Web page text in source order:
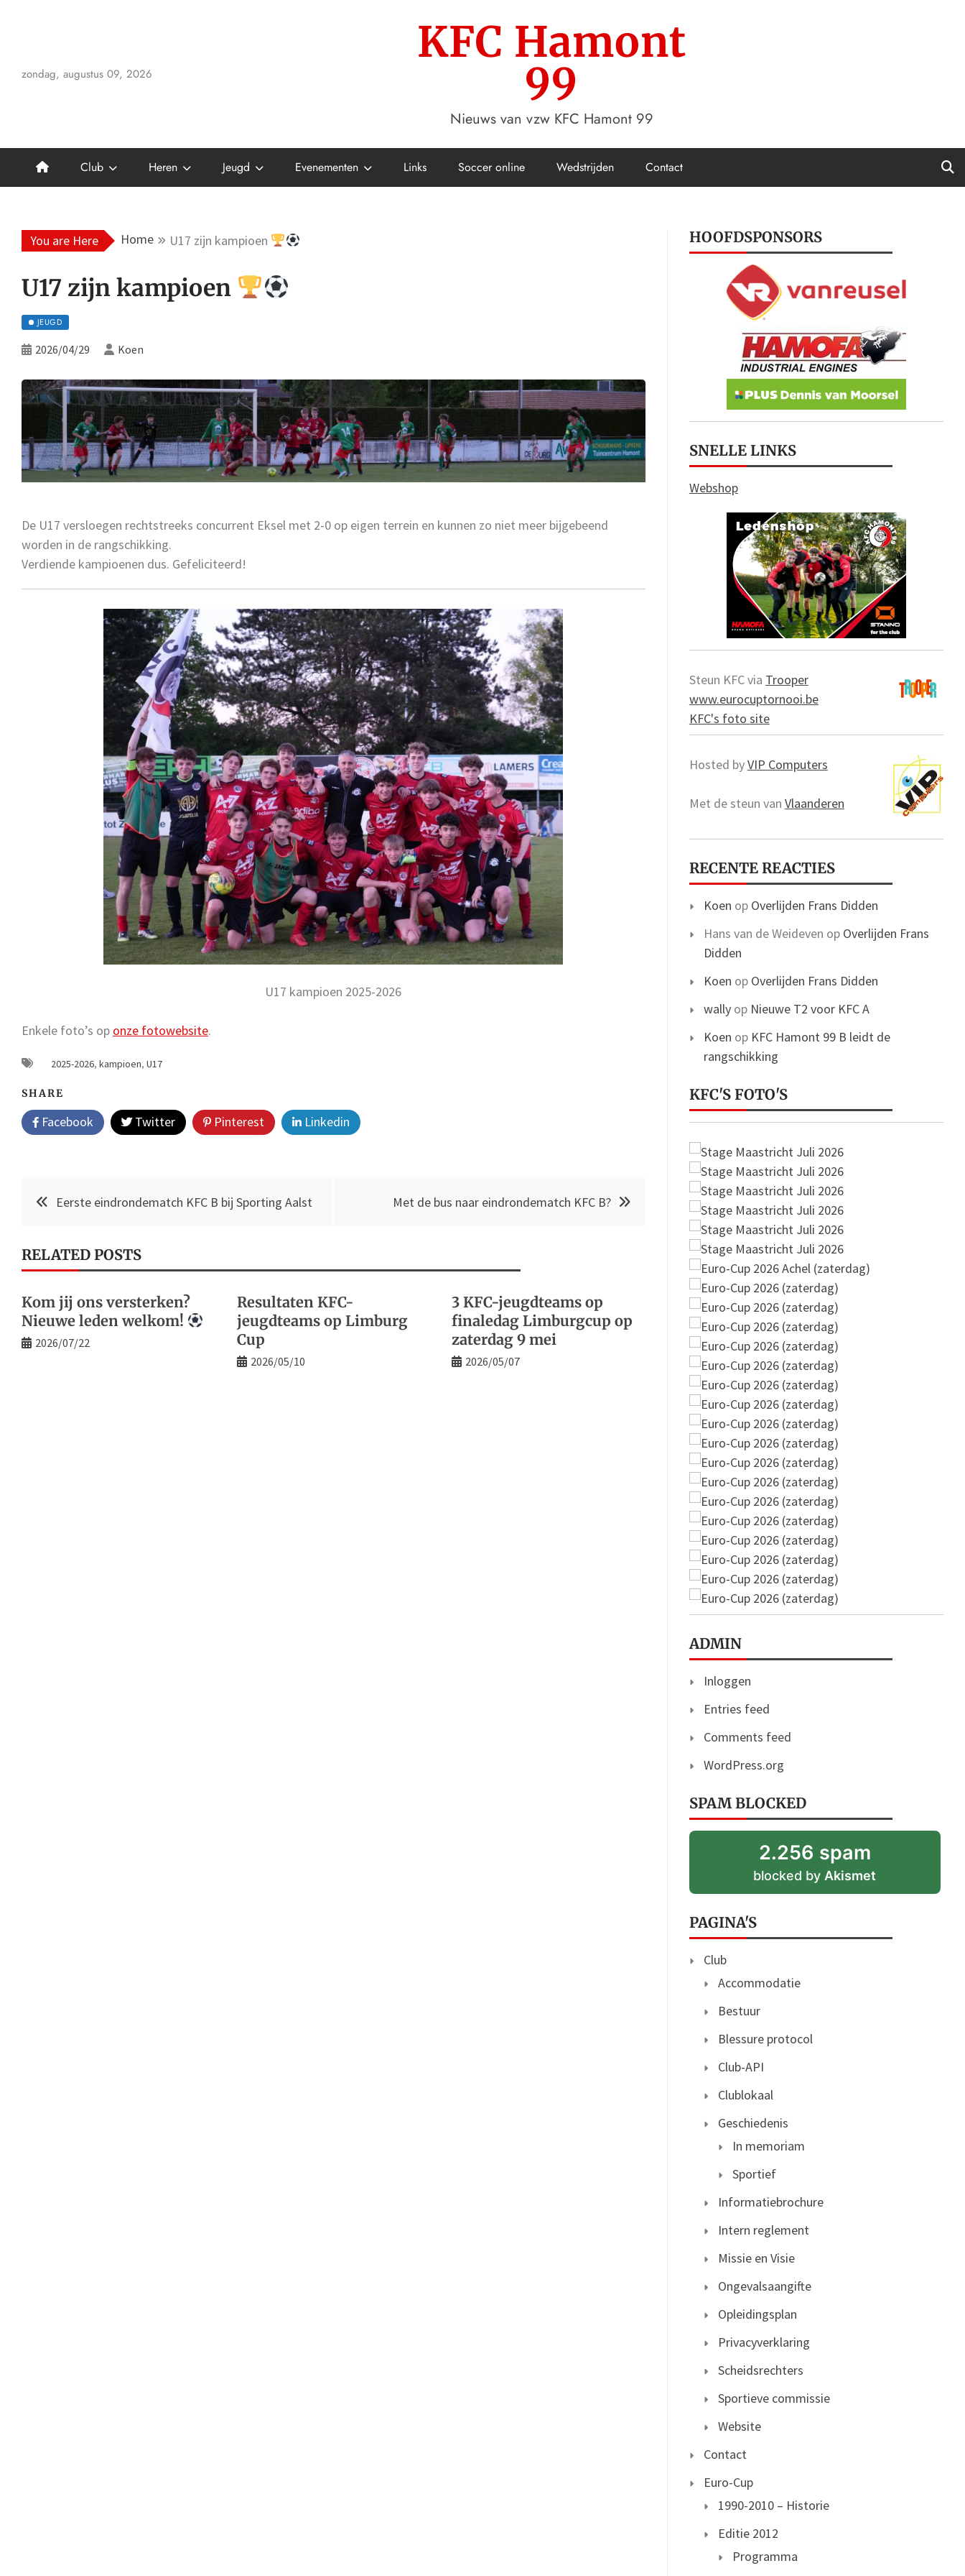
zondag, augustus 09, 2026
KFC Hamont
99
Nieuws van vzw KFC Hamont 99
Club Heren Jeugd Evenementen Links Soccer online Wedstrijden Contact
You are Here Home U17 zijn kampioen
U17 zijn kampioen
JEUGD
2026/04/29 Koen
De U17 versloegen rechtstreeks concurrent Eksel met 2-0 op eigen terrein en kunnen zo niet meer bijgebeend
worden in de rangschikking.
Verdiende kampioenen dus. Gefeliciteerd!
U17 kampioen 2025-2026
Enkele foto’s op onze fotowebsite.
2025-2026, kampioen, U17
SHARE
Facebook Twitter Pinterest Linkedin
Post Eerste eindrondematch KFC B bij Sporting Aalst Met de bus naar eindrondematch KFC B?
RELATED POSTS
Kom jij ons versterken?
Nieuwe leden welkom!
2026/07/22
Resultaten KFC-
jeugdteams op Limburg
Cup
2026/05/10
3 KFC-jeugdteams op
finaledag Limburgcup op
zaterdag 9 mei
2026/05/07
HOOFDSPONSORS
SNELLE LINKS
Webshop
Steun KFC via Trooper
www.eurocuptornooi.be
KFC's foto site
Hosted byVIP Computers
Met de steun van Vlaanderen
RECENTE REACTIES
Koen op Overlijden Frans Didden
Hans van de Weideven op Overlijden Frans
Didden
Koen op Overlijden Frans Didden
wallyop Nieuwe T2 voor KFC A
Koen op KFC Hamont 99 B leidt de
rangschikking
KFC'S FOTO'S
ADMIN
Inloggen
Entries feed
Comments feed
WordPress.org
SPAM BLOCKED
2.256 spam
blocked byAkismet
PAGINA'S
Club
Accommodatie
Bestuur
Blessure protocol
Club-API
Clublokaal
Geschiedenis
In memoriam
Sportief
Informatiebrochure
Intern reglement
Missie en Visie
Ongevalsaangifte
Opleidingsplan
Privacyverklaring
Scheidsrechters
Sportieve commissie
Website
Contact
Euro-Cup
1990-2010 – Historie
Editie 2012
Programma